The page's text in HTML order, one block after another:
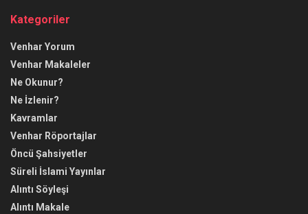
Kategoriler
Venhar Yorum
Venhar Makaleler
Ne Okunur?
Ne İzlenir?
Kavramlar
Venhar Röportajlar
Öncü Şahsiyetler
Süreli İslami Yayınlar
Alıntı Söyleşi
Alıntı Makale